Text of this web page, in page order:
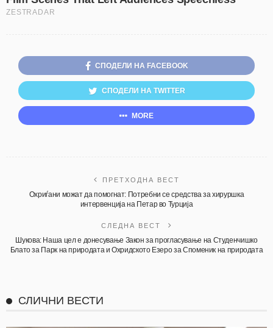
СПОДЕЛИ НА FACEBOOK
СПОДЕЛИ НА TWITTER
MORE
ПРЕТХОДНА ВЕСТ
Охриѓани можат да помогнат: Потребни се средства за хируршка
интервенција на Петар во Турција
СЛЕДНА ВЕСТ
Шукова: Наша цел е донесување Закон за прогласување на Студенчишко
Блато за Парк на природата и Охридското Езеро за Споменик на природата
СЛИЧНИ ВЕСТИ